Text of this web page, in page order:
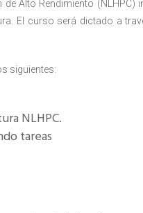
Representantes
Alto Rendimiento
El curso será dictado a
siguientes:
NLHPC.
tareas